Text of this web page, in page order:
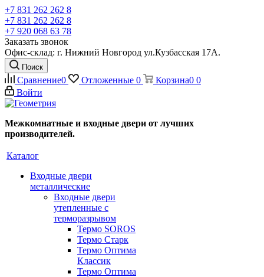
+7 831 262 262 8
+7 831 262 262 8
+7 920 068 63 78
Заказать звонок
Офис-склад: г. Нижний Новгород ул.Кузбасская 17А.
Поиск
Сравнение0 Отложенные 0 Корзина0 0
Войти
Межкомнатные и входные двери от лучших
производителей.
Каталог
Входные двери
металлические
Входные двери
утепленные с
терморазрывом
Термо SOROS
Термо Старк
Термо Оптима
Классик
Термо Оптима